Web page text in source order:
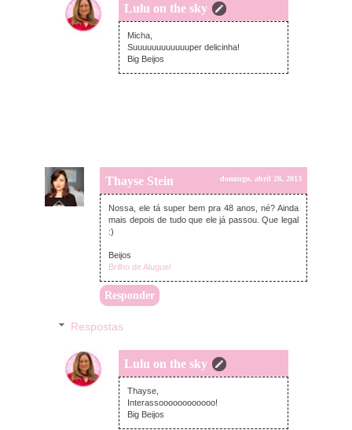
Lulu on the sky
segunda-feira, abril 29, 2013
Micha,
Suuuuuuuuuuuuper delicinha!
Big Beijos
Thayse Stein domingo, abril 28, 2013
Nossa, ele tá super bem pra 48 anos, né? Ainda
mais depois de tudo que ele já passou. Que legal
:)
Beijos
Brilho de Aluguel
Responder
Respostas
Lulu on the sky
segunda-feira, abril 29, 2013
Thayse,
Interassoooooooooooo!
Big Beijos